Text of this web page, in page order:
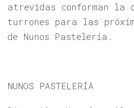
atrevidas conforman la
turrones para las
de Nunos Pastelería.
NUNOS PASTELERÍA